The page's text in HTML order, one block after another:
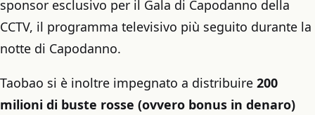
sponsor esclusivo per il Gala di Capodanno della
CCTV, il programma televisivo più seguito durante la
notte di Capodanno.
Taobao si è inoltre impegnato a distribuire 200
milioni di buste rosse (ovvero bonus in denaro)